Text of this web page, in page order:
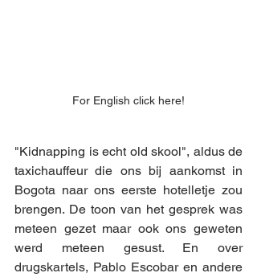
For English click here!
"Kidnapping is echt old skool", aldus de
taxichauffeur die ons bij aankomst in
Bogota naar ons eerste hotelletje zou
brengen. De toon van het gesprek was
meteen gezet maar ook ons geweten
werd meteen gesust. En over
drugskartels, Pablo Escobar en andere